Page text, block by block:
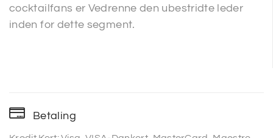
cocktailfans er Vedrenne den ubestridte leder
inden for dette segment.
Betaling